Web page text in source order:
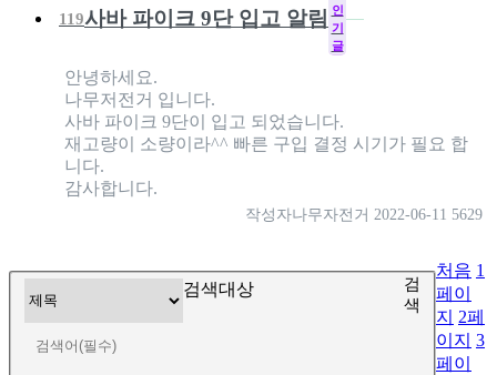
119사바 파이크 9단 입고 알림
인
기
글
안녕하세요.
나무저전거 입니다.
사바 파이크 9단이 입고 되었습니다.
재고량이 소량이라^^ 빠른 구입 결정 시기가 필요 합
니다.
감사합니다.
작성자나무자전거 2022-06-11 5629
검색대상
검
색
처음 1
페이
지
2페
이지 3
페이